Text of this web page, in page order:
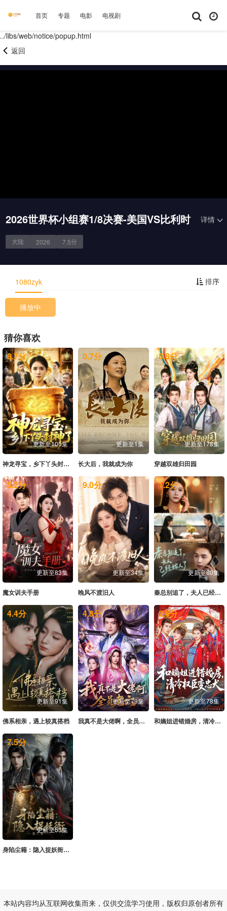
首页 专题 电影 电视剧 短剧大全 体育
../libs/web/notice/popup.html
返回
2026世界杯小组赛1/8决赛-美国VS比利时 详情
大陆 2026 7.5分
剧情简介 排序
1080zyk
播放中
猜你喜欢
8.7分
更新至100集
神龙寻宝，乡下丫头封神了
0.7分
更新至1集
长大后，我就成为你
8.8分
更新至178集
穿越双雄归田园
5.2分
更新至83集
魔女训夫手册
9.0分
更新至34集
晚风不渡旧人
1.2分
更新至80集
秦总别追了，夫人已经嫁人了
4.4分
更新至91集
佛系相亲，遇上较真搭档
4.8分
更新至79集
我真不是大佬啊，全员老六
2.6分
更新至78集
和嫡姐进错婚房，清冷权臣变忠犬
7.5分
更新至53集
身陷尘籍：隐入捉妖衙第二季
本站内容均从互联网收集而来，仅供交流学习使用，版权归原创者所有